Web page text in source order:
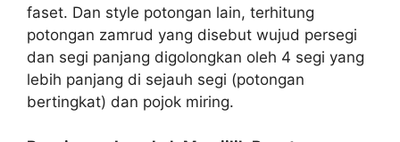
faset. Dan style potongan lain, terhitung
potongan zamrud yang disebut wujud persegi
dan segi panjang digolongkan oleh 4 segi yang
lebih panjang di sejauh segi (potongan
bertingkat) dan pojok miring.